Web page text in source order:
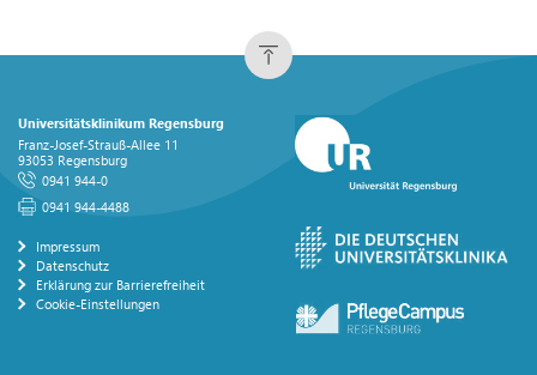
Universitätsklinikum Regensburg
Franz-Josef-Strauß-Allee 11
93053 Regensburg
0941 944-0
0941 944-4488
Impressum
Datenschutz
Erklärung zur Barrierefreiheit
Cookie-Einstellungen